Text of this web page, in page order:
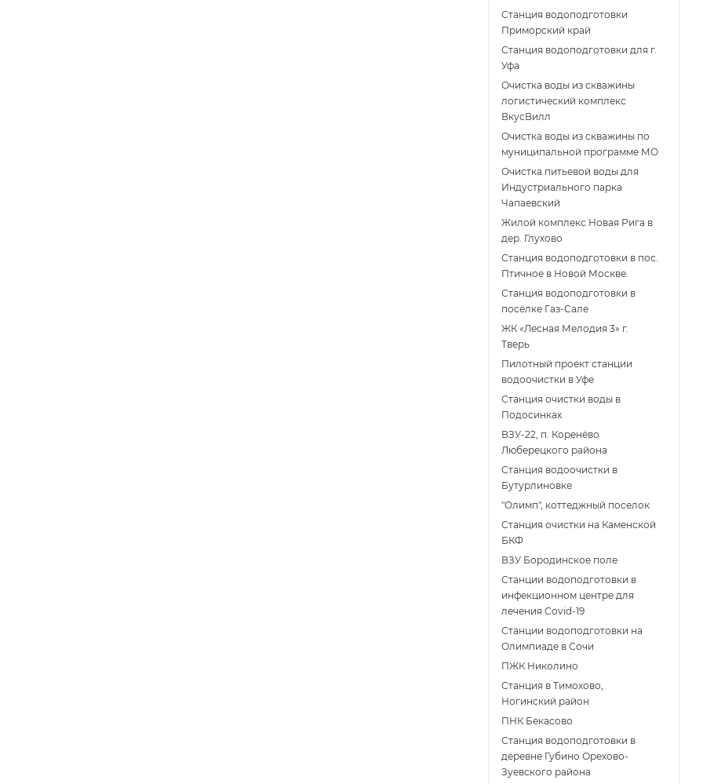
Станция водоподготовки
Приморский край
Станция водоподготовки для г.
Уфа
Очистка воды из скважины
логистический комплекс
ВкусВилл
Очистка воды из скважины по
муниципальной программе МО
Очистка питьевой воды для
Индустриального парка
Чапаевский
Жилой комплекс Новая Рига в
дер. Глухово
Станция водоподготовки в пос.
Птичное в Новой Москве.
Станция водоподготовки в
поcёлке Газ-Сале
ЖК «Лесная Мелодия 3» г.
Тверь
Пилотный проект станции
водоочистки в Уфе
Станция очистки воды в
Подосинках
ВЗУ-22, п. Коренёво
Люберецкого района
Станция водоочистки в
Бутурлиновке
"Олимп", коттеджный поселок
Станция очистки на Каменской
БКФ
ВЗУ Бородинское поле
Станции водоподготовки в
инфекционном центре для
лечения Covid-19
Станции водоподготовки на
Олимпиаде в Сочи
ПЖК Николино
Станция в Тимохово,
Ногинский район
ПНК Бекасово
Станция водоподготовки в
деревне Губино Орехово-
Зуевского района